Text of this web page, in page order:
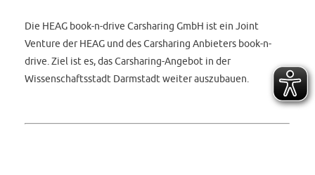
Die HEAG book-n-drive Carsharing GmbH ist ein Joint
Venture der HEAG und des Carsharing Anbieters book-n-
drive. Ziel ist es, das Carsharing-Angebot in der
Wissenschaftsstadt Darmstadt weiter auszubauen.